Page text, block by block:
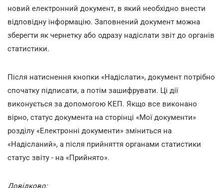
новий електронний документ, в який необхідно внести
відповідну інформацію. Заповнений документ можна
зберегти як чернетку або одразу надіслати звіт до органів
статистики.
Після натиснення кнопки «Надіслати», документ потрібно
спочатку підписати, а потім зашифрувати. Ці дії
виконується за допомогою КЕП. Якщо все виконано
вірно, статус документа на сторінці «Мої документи»
розділу «Електронні документи» зміниться на
«Надісланий», а після прийняття органами статистики
статус звіту - на «Прийнято».
Довідково: